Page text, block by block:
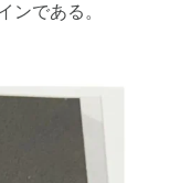
ンである。